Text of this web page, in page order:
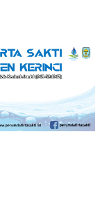
Vs
Mesum Hot